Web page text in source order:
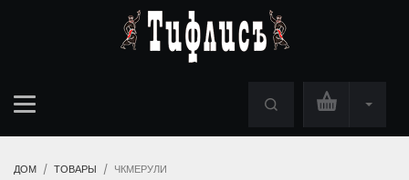
ДОМ ТОВАРЫ ЧКМЕРУЛИ